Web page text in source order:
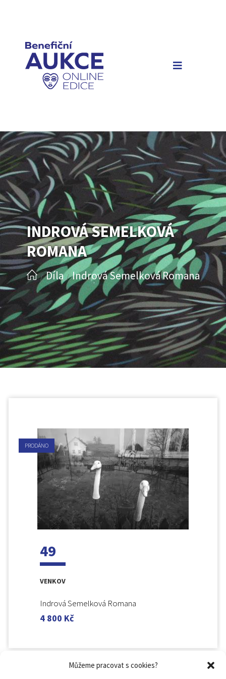
Můžeme pracovat s cookies?
INDROVÁ SEMELKOVÁ
ROMANA
/ Díla / Indrová Semelková Romana
PRODÁNO
49
VENKOV
Indrová Semelková Romana
4 800 Kč